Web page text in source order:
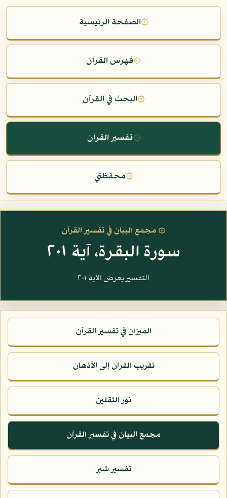
۞الصفحة الرئيسية
۞فهرس القرآن
۞البحث في القرآن
۞تفسير القرآن
۞محفظتي
۞ مجمع البيان في تفسير القرآن
سورة البقرة، آية ٢٠١
التفسير يعرض الآية ٢٠١
الميزان في تفسير القرآن
تقريب القرآن إلى الأذهان
نور الثقلين
مجمع البيان في تفسير القرآن
تفسير شبر